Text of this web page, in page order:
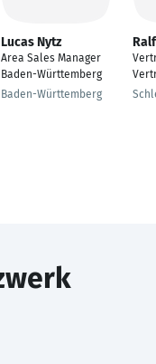
Lucas Nytz
Area Sales Manager
Baden-Württemberg
Baden-Württemberg